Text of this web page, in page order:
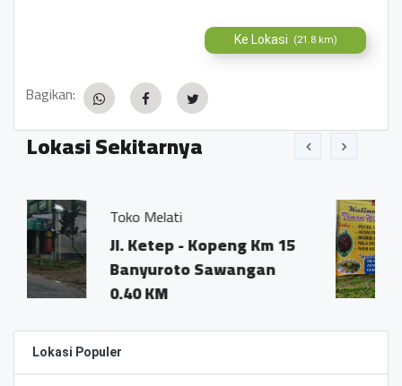
Ke Lokasi (21.8 km)
Bagikan:
Lokasi Sekitarnya
- Kopeng Km 15
Sawangan
Rumah
0.32 KM
Lokasi Populer